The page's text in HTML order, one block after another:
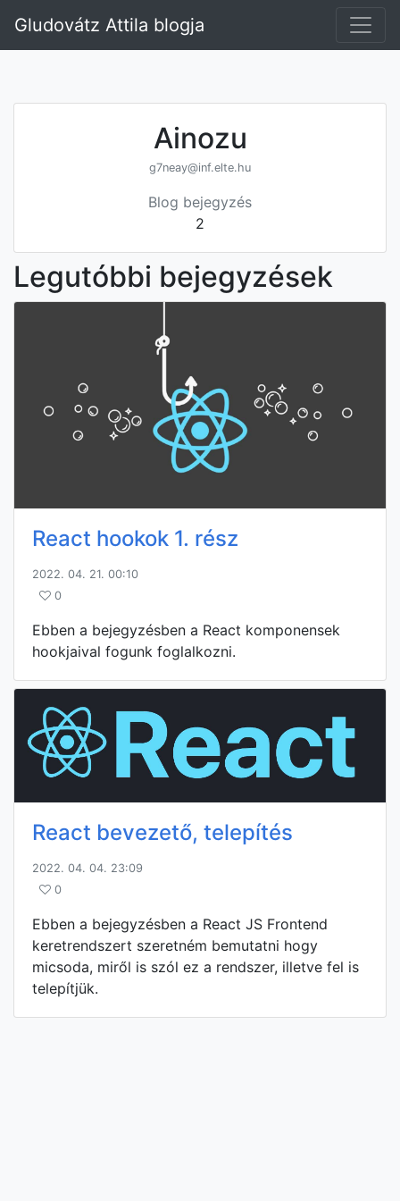
Gludovátz Attila blogja
Ainozu
g7neay@inf.elte.hu
Blog bejegyzés
2
Legutóbbi bejegyzések
React hookok 1. rész
2022. 04. 21. 00:10
0
Ebben a bejegyzésben a React komponensek
hookjaival fogunk foglalkozni.
React bevezető, telepítés
2022. 04. 04. 23:09
0
Ebben a bejegyzésben a React JS Frontend
keretrendszert szeretném bemutatni hogy
micsoda, miről is szól ez a rendszer, illetve fel is
telepítjük.